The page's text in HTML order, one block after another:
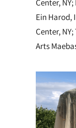
Center,
Ein Harod,
Center,
Arts